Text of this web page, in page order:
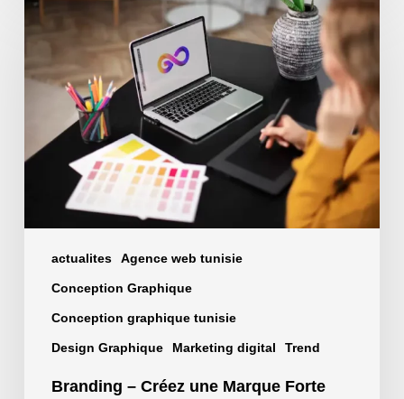
actualites Agence web tunisie
Conception Graphique
Conception graphique tunisie
Design Graphique Marketing digital Trend
–
une
Marque
avec
Web
Branding – Créez une Marque Forte